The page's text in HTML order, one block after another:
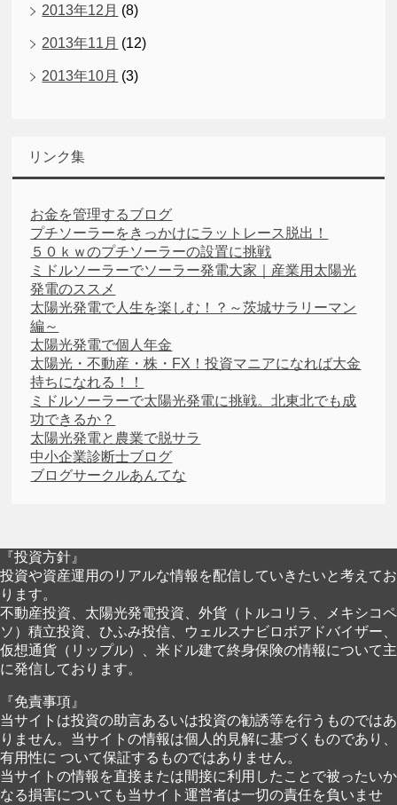
2013年12月 (8)
2013年11月 (12)
2013年10月 (3)
リンク集
お金を管理するブログ
プチソーラーをきっかけにラットレース脱出！
５０ｋｗのプチソーラーの設置に挑戦
ミドルソーラーでソーラー発電大家｜産業用太陽光
発電のススメ
太陽光発電で人生を楽しむ！？～茨城サラリーマン
編～
太陽光発電で個人年金
太陽光・不動産・株・FX！投資マニアになれば大金
持ちになれる！！
ミドルソーラーで太陽光発電に挑戦。北東北でも成
功できるか？
太陽光発電と農業で脱サラ
中小企業診断士ブログ
ブログサークルあんてな
『投資方針』
投資や資産運用のリアルな情報を配信していきたいと考えてお
ります。
不動産投資、太陽光発電投資、外貨（トルコリラ、メキシコペ
ソ）積立投資、ひふみ投信、ウェルスナビロボアドバイザー、
仮想通貨（リップル）、米ドル建て終身保険の情報について主
に発信しております。
『免責事項』
当サイトは投資の助言あるいは投資の勧誘等を行うものではあ
りません。当サイトの情報は個人的見解に基づくものであり、
有用性に ついて保証するものではありません。
当サイトの情報を直接または間接に利用したことで被ったいか
なる損害についても当サイト運営者は一切の責任を負いませ